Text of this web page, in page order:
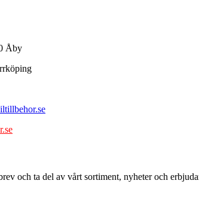
Åby
och ta del av vårt sortiment, nyheter och